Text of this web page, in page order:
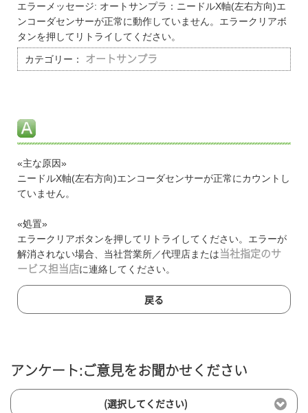
エラーメッセージ: オートサンプラ：ニードルX軸(左右方向)エ
ンコーダセンサーが正常に動作していません。エラークリアボ
タンを押してリトライしてください。
カテゴリー： オートサンプラ
«主な原因»
ニードルX軸(左右方向)エンコーダセンサーが正常にカウントし
ていません。
«処置»
エラークリアボタンを押してリトライしてください。エラーが
解消されない場合、当社営業所／代理店または 当社指定のサ
ービス担当店に連絡してください。
戻る
アンケート:ご意見をお聞かせください
(選択してください)